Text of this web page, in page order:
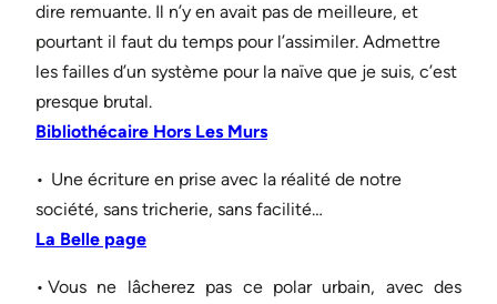
dire remuante. Il n’y en avait pas de meilleure, et
pourtant il faut du temps pour l’assimiler. Admettre
les failles d’un système pour la naïve que je suis, c’est
presque brutal.
Bibliothécaire Hors Les Murs
• Une écriture en prise avec la réalité de notre
société, sans tricherie, sans facilité…
La Belle page
• Vous ne lâcherez pas ce polar urbain, avec des